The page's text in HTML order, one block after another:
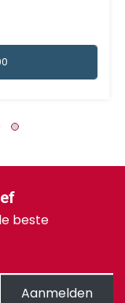
beste
Aanmelden